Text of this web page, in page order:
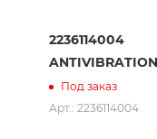
2236114004
ANTIVIBRATION
Под заказ
Арт.: 2236114004